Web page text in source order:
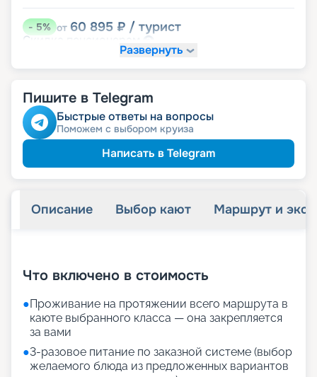
-5% от 60 895 ₽ / турист
Скидка
именинникамРазвернуть
Пишите в Telegram
Быстрые ответы на вопросы
Поможем с выбором круиза
Написать в Telegram
Описание Выбор кают Маршрут и
Что включено в стоимость
●Проживание на протяжении всего маршрута в
каюте выбранного класса — она закрепляется
за вами
●3-разовое питание по заказной системе (выбор
желаемого блюда из предложенных вариантов